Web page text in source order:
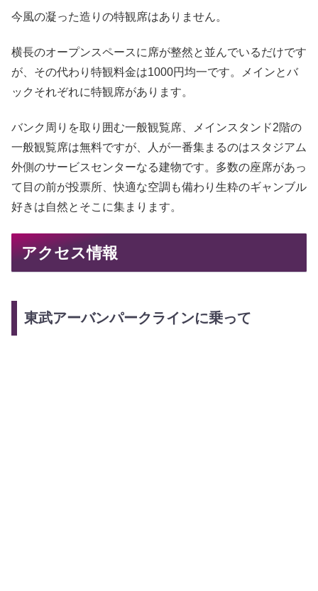
今風の凝った造りの特観席はありません。
横長のオープンスペースに席が整然と並んでいるだけです
が、その代わり特観料金は1000円均一です。メインとバ
ックそれぞれに特観席があります。
バンク周りを取り囲む一般観覧席、メインスタンド2階の
一般観覧席は無料ですが、人が一番集まるのはスタジアム
外側のサービスセンターなる建物です。多数の座席があっ
て目の前が投票所、快適な空調も備わり生粋のギャンブル
好きは自然とそこに集まります。
アクセス情報
東武アーバンパークラインに乗って